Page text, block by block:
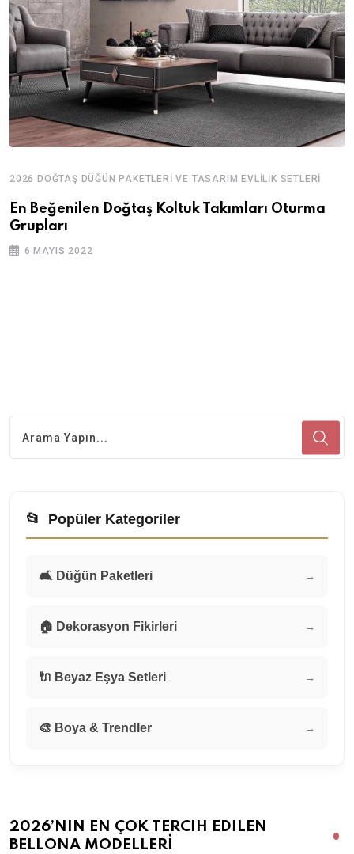
2026 DOĞTAŞ DÜĞÜN PAKETLERI VE TASARIM EVLILIK SETLERI
En Beğenilen Doğtaş Koltuk Takımları Oturma
Grupları
6 MAYIS 2022
📂 Popüler Kategoriler
🛋️ Düğün Paketleri →
🏠 Dekorasyon Fikirleri →
🔌 Beyaz Eşya Setleri →
🎨 Boya & Trendler →
2026’NIN EN ÇOK TERCIH EDILEN
BELLONA MODELLERI